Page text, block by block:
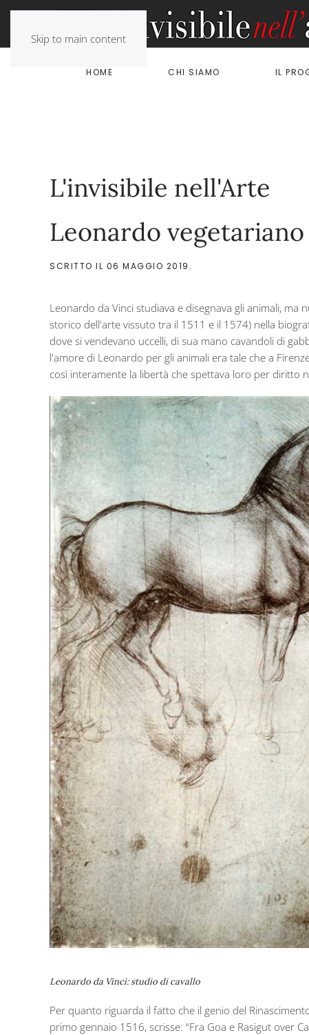
Skip to main content
HOME CHI SIAMO IL
L'invisibile nell'Arte
Leonardo
SCRITTO IL 06 MAGGIO 2019 .
Leonardo da Vinci studiava e disegnava gli animali,
storico dell'arte vissuto tra il 1511 e il 1574) nella
dove si vendevano uccelli, di sua mano cavandoli di
l'amore di Leonardo per gli animali era tale che a
così interamente la libertà che spettava loro per diritto
Leonardo da Vinci: studio di cavallo
Per quanto riguarda il fatto che il genio del
primo gennaio 1516, scrisse: “Fra Goa e Rasigut over